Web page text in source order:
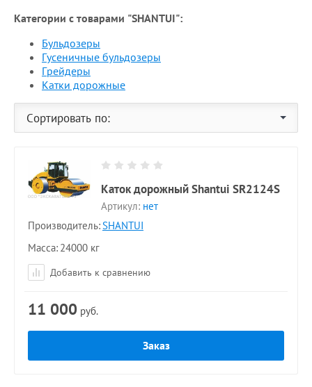
Категории с товарами "SHANTUI":
Бульдозеры
Гусеничные бульдозеры
Грейдеры
Катки дорожные
Сортировать по:
Каток дорожный Shantui SR2124S
Артикул: нет
Производитель:SHANTUI
Масса 24000 кг
Добавить к сравнению
11 000 руб.
Заказ